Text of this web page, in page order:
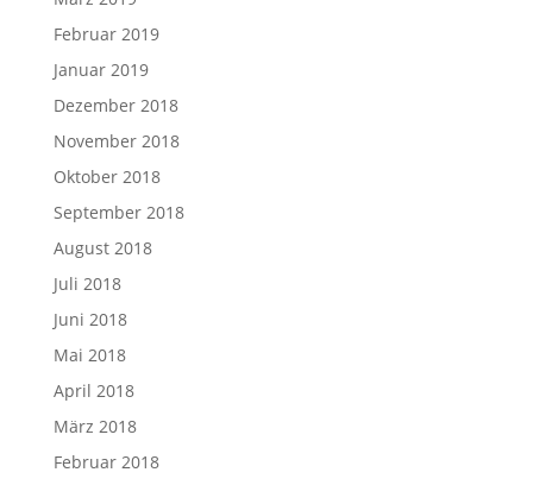
Februar 2019
Januar 2019
Dezember 2018
November 2018
Oktober 2018
September 2018
August 2018
Juli 2018
Juni 2018
Mai 2018
April 2018
März 2018
Februar 2018